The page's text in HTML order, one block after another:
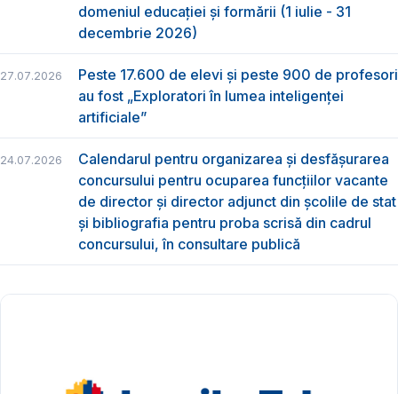
domeniul educației și formării (1 iulie - 31
decembrie 2026)
27.07.2026
Peste 17.600 de elevi și peste 900 de profesori
au fost „Exploratori în lumea inteligenței
artificiale”
24.07.2026
Calendarul pentru organizarea și desfășurarea
concursului pentru ocuparea funcțiilor vacante
de director și director adjunct din școlile de stat
și bibliografia pentru proba scrisă din cadrul
concursului, în consultare publică